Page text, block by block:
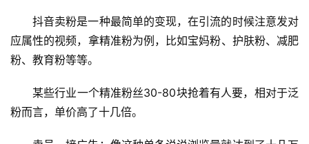
抖音卖粉是一种最简单的变现，在引流的时候注意发对
应属性的视频，拿精准粉为例，比如宝妈粉、护肤粉、减肥
粉、教育粉等等。
某些行业一个精准粉丝30-80块抢着有人要，相对于泛
粉而言，单价高了十几倍。